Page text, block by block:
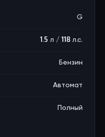
G
1.5 л / 118 л.с.
Бензин
Автомат
Полный